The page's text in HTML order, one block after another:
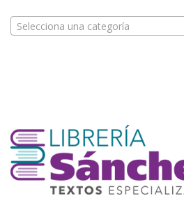
Selecciona una categoría